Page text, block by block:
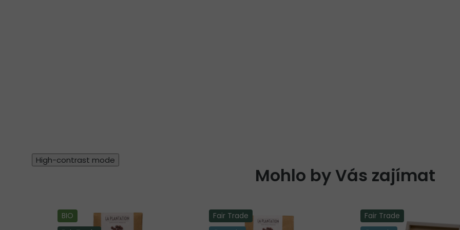
High-contrast mode
Mohlo by Vás zajímat
BIO
Fair Trade
Fair Trade